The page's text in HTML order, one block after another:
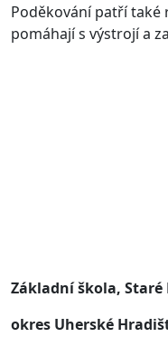
Poděkování patří
pomáhají s výstrojí a
Základní škola, Staré
okres Uherské